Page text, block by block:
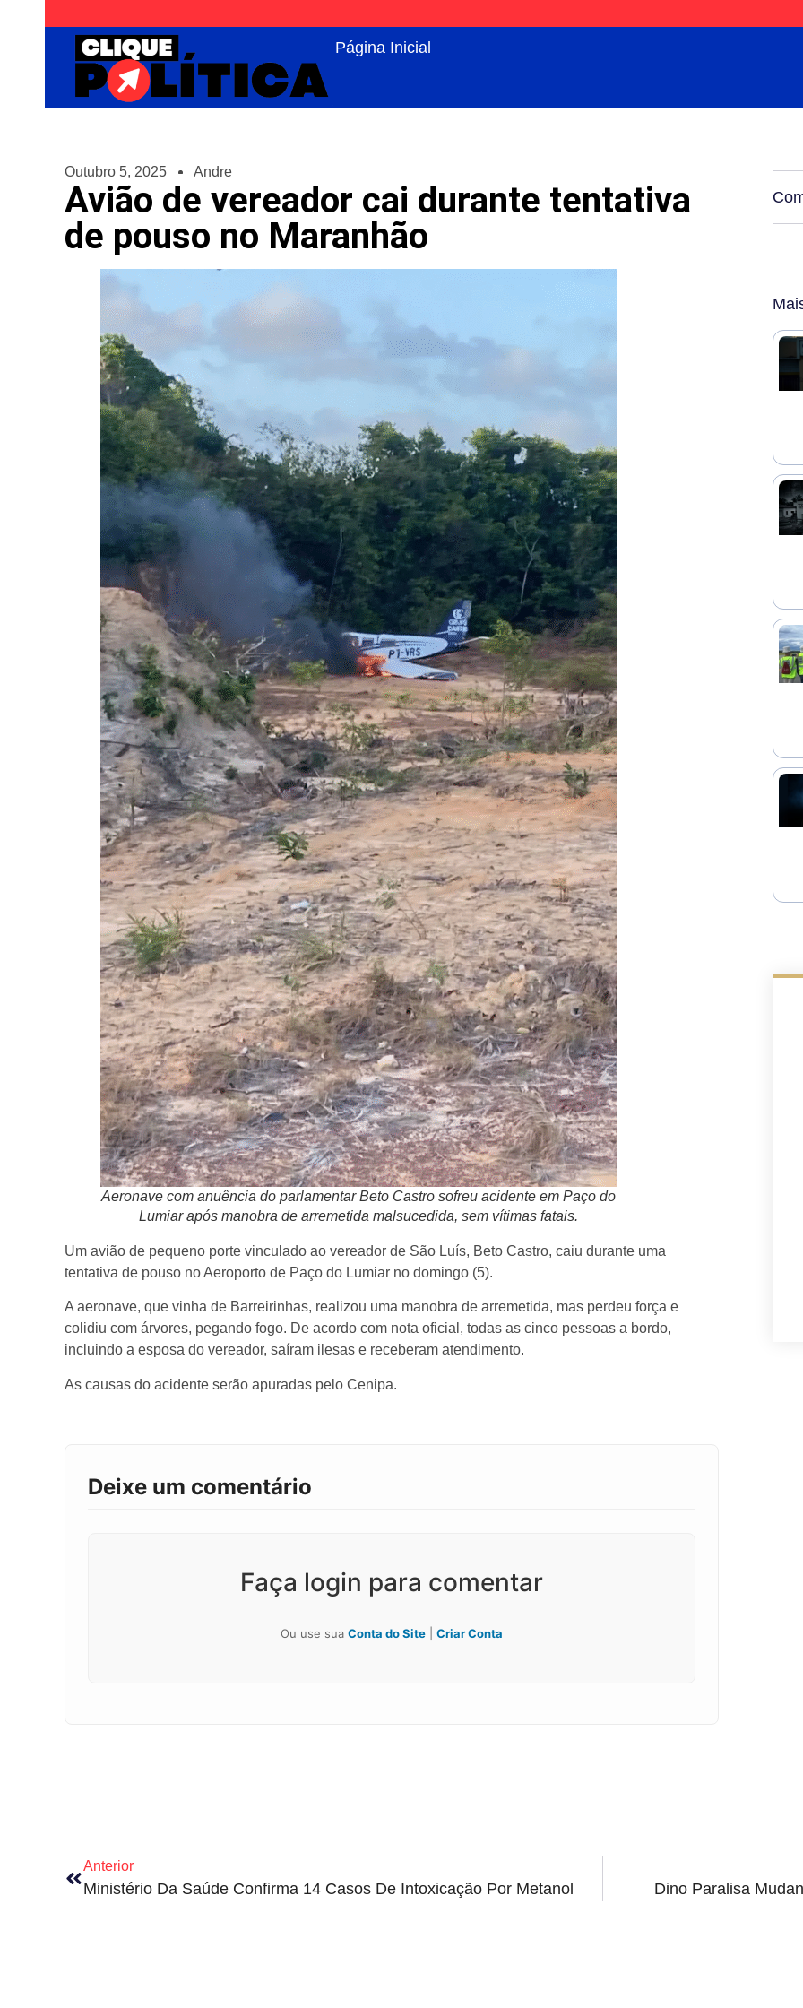
Página Inicial
Outubro 5, 2025 Andre
Avião de vereador cai durante tentativa
de pouso no Maranhão
Aeronave com anuência do parlamentar Beto Castro sofreu acidente em Paço do
Lumiar após manobra de arremetida malsucedida, sem vítimas fatais.
Um avião de pequeno porte vinculado ao vereador de São Luís, Beto Castro, caiu durante uma
tentativa de pouso no Aeroporto de Paço do Lumiar no domingo (5).
A aeronave, que vinha de Barreirinhas, realizou uma manobra de arremetida, mas perdeu força e
colidiu com árvores, pegando fogo. De acordo com nota oficial, todas as cinco pessoas a bordo,
incluindo a esposa do vereador, saíram ilesas e receberam atendimento.
As causas do acidente serão apuradas pelo Cenipa.
Deixe um comentário
Faça login para comentar
Ou use sua Conta do Site Criar Conta
Anterior
Ministério Da Saúde Confirma 14 Casos De Intoxicação Por Metanol Dino Paralisa